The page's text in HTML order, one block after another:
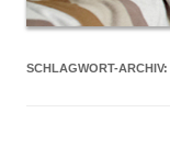
SCHLAGWORT-ARCHIV: